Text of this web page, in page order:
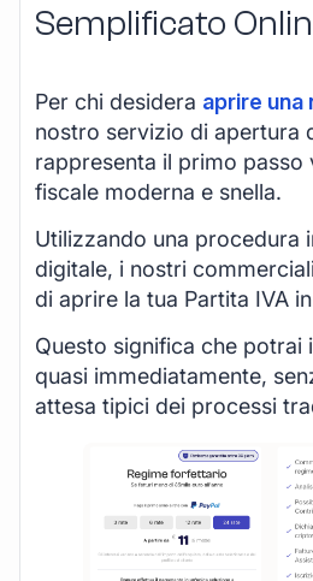
Semplificato
Per chi desidera aprire una
nostro servizio di apertura
rappresenta il primo passo
fiscale moderna e snella.
Utilizzando una procedura
digitale, i nostri
di aprire la tua Partita IVA
Questo significa che potrai
quasi immediatamente,
attesa tipici dei processi